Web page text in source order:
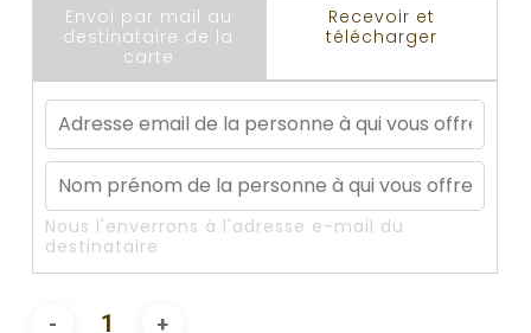
Envoi par mail au
destinataire de la
carte
Recevoir et
télécharger
Nous l'enverrons à l'adresse e-mail du
destinataire